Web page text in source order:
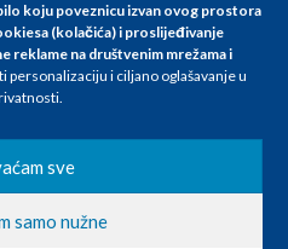
koju poveznicu izvan ovog prostora
(kolačića) i proslijeđivanje
reklame na društvenim mrežama i
i ciljano oglašavanje u
sve
samo nužne
obratite nam se na
karaktera i podložne su
u Eurima i uključuju PDV. Sve
Trudimo se dati što bolji
možemo garantirati da su svi
štampanja te promjene